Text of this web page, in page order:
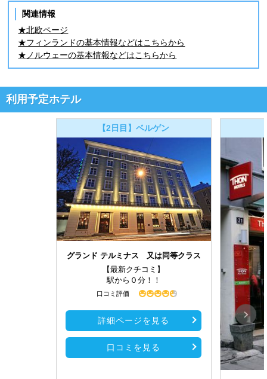
関連情報
★北欧ページ
★フィンランドの基本情報などはこちらから
★ノルウェーの基本情報などはこちらから
利用予定ホテル
【2日目】ベルゲン
グランド テルミナス 又は同等クラス
【最新クチコミ】
駅から０分！！
口コミ評価
詳細ページを見る
口コミを見る